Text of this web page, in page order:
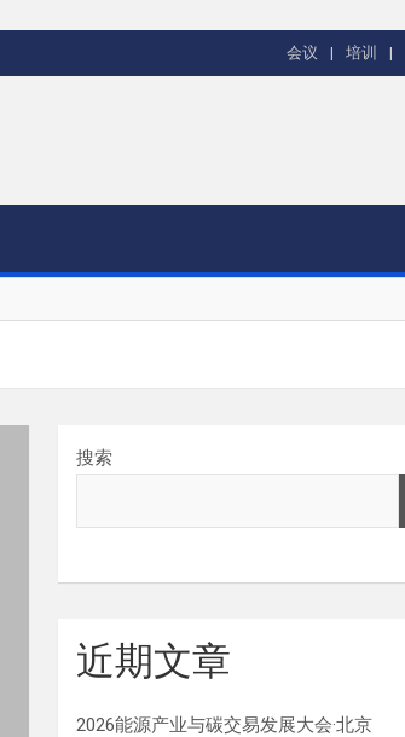
会议 培训
搜索
近期文章
2026能源产业与碳交易发展大会·北京